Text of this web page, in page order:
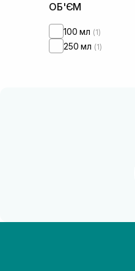
ОБ'ЄМ
100 мл (1)
250 мл (1)